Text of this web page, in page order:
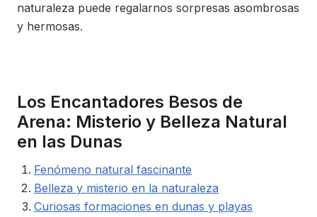
naturaleza puede regalarnos sorpresas asombrosas
y hermosas.
Los Encantadores Besos de
Arena: Misterio y Belleza Natural
en las Dunas
Fenómeno natural fascinante
Belleza y misterio en la naturaleza
Curiosas formaciones en dunas y playas